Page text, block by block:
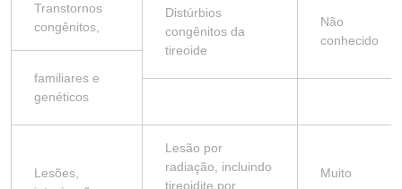
Transtornos
congênitos,
Distúrbios
congênitos da
tireoide
Não
conhecido
familiares e
genéticos
Lesões,
Lesão por
radiação, incluindo
tireoidite por
Muito